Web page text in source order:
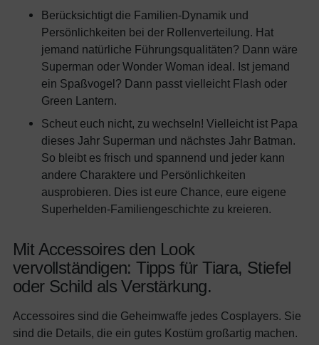
Berücksichtigt die Familien-Dynamik und
Persönlichkeiten bei der Rollenverteilung. Hat
jemand natürliche Führungsqualitäten? Dann wäre
Superman oder Wonder Woman ideal. Ist jemand
ein Spaßvogel? Dann passt vielleicht Flash oder
Green Lantern.
Scheut euch nicht, zu wechseln! Vielleicht ist Papa
dieses Jahr Superman und nächstes Jahr Batman.
So bleibt es frisch und spannend und jeder kann
andere Charaktere und Persönlichkeiten
ausprobieren. Dies ist eure Chance, eure eigene
Superhelden-Familiengeschichte zu kreieren.
Mit Accessoires den Look
vervollständigen: Tipps für Tiara, Stiefel
oder Schild als Verstärkung.
Accessoires sind die Geheimwaffe jedes Cosplayers. Sie
sind die Details, die ein gutes Kostüm großartig machen.